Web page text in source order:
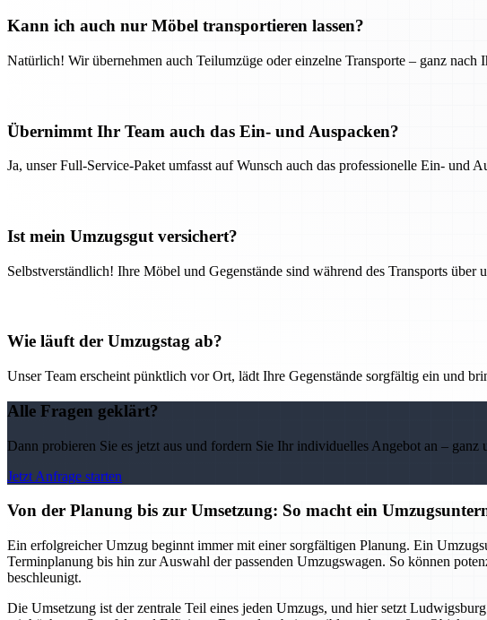
Kann ich auch nur Möbel transportieren lassen?
Natürlich! Wir übernehmen auch Teilumzüge oder einzelne Transporte – ganz nach
Übernimmt Ihr Team auch das Ein- und Auspacken?
Ja, unser Full-Service-Paket umfasst auf Wunsch auch das professionelle Ein- und
Ist mein Umzugsgut versichert?
Selbstverständlich! Ihre Möbel und Gegenstände sind während des Transports über
Wie läuft der Umzugstag ab?
Unser Team erscheint pünktlich vor Ort, lädt Ihre Gegenstände sorgfältig ein und
Alle Fragen geklärt?
Dann probieren Sie es jetzt aus und fordern Sie Ihr individuelles Angebot an – ganz
Jetzt Anfrage starten
Von der Planung bis zur Umsetzung: So macht ein
Ein erfolgreicher Umzug beginnt immer mit einer sorgfältigen Planung. Ein
Terminplanung bis hin zur Auswahl der passenden Umzugswagen. So können
beschleunigt.
Die Umsetzung ist der zentrale Teil eines jeden Umzugs, und hier setzt